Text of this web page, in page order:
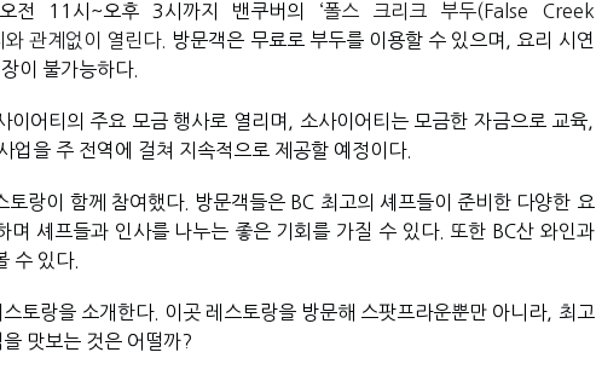
전 11시~오후 3시까지 밴쿠버의 ‘폴스 크리크 부두(False Creek
관계없이 열린다.
방문객은 무료로 부두를 이용할 수 있으며, 요리 시연
이 불가능하다.
이어티의 주요 모금 행사로 열리며, 소사이어티는 모금한 자금으로 교육,
업을 주 전역에 걸쳐 지속적으로 제공할 예정이다.
토랑이 함께 참여했다. 방문객들은 BC 최고의 셰프들이 준비한 다양한 요
며 셰프들과 인사를 나누는 좋은 기회를 가질 수 있다. 또한 BC산 와인과
수 있다.
토랑을 소개한다. 이곳 레스토랑을 방문해 스팟프라운뿐만 아니라, 최고
맛보는 것은 어떨까?